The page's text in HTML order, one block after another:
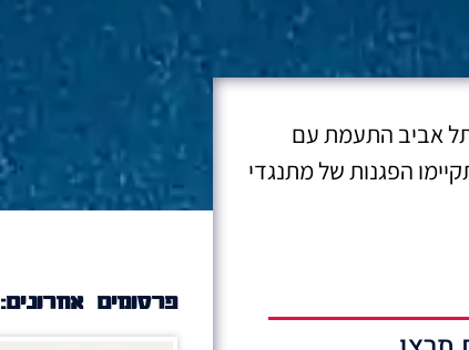
תל אביב התעמת עם
הפגנות של מתנגדי
פרסומים אחרונים: